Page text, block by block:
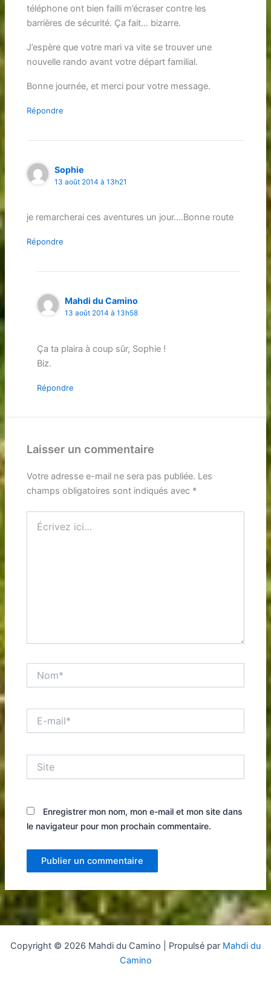
téléphone ont bien failli m’écraser contre les
barrières de sécurité. Ça fait… bizarre.
J’espère que votre mari va vite se trouver une
nouvelle rando avant votre départ familial.
Bonne journée, et merci pour votre message.
Répondre
Sophie
13 août 2014 à 13h21
je remarcherai ces aventures un jour….Bonne route
Répondre
Mahdi du Camino
13 août 2014 à 13h58
Ça ta plaira à coup sûr, Sophie !
Biz.
Répondre
Laisser un commentaire
Votre adresse e-mail ne sera pas publiée. Les
champs obligatoires sont indiqués avec *
ici…
mail*
Enregistrer mon nom, mon e-mail et mon site dans
le navigateur pour mon prochain commentaire.
Copyright © 2026 Mahdi du Camino | Propulsé par Mahdi du
Camino